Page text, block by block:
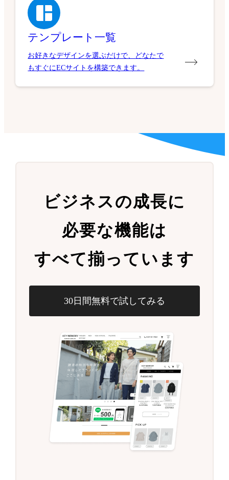
テンプレート一覧
お好きなデザインを選ぶだけで、どなたで
もすぐにECサイトを構築できます。
ビジネスの成長に
必要な機能は
すべて揃っています
30日間無料で試してみる